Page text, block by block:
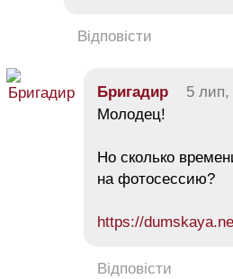
Відповісти
Бригадир 5 лип,
Молодец!
Но сколько
на фотосессию?
https://
Відповісти